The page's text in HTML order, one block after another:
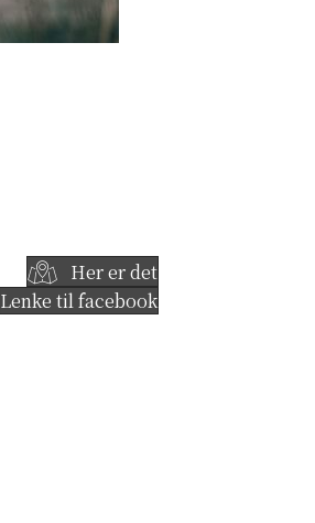
Her er det
Lenke til facebook